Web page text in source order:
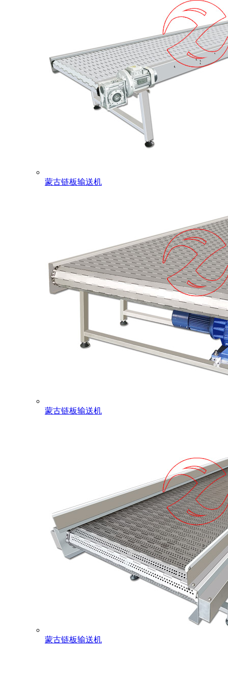
蒙古链板输送机
蒙古链板输送机
蒙古链板输送机